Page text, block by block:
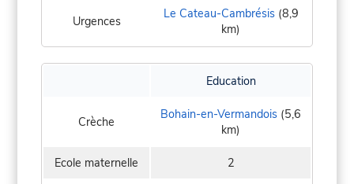
Urgences Le Cateau-Cambrésis(8,9
km)
Education
Crèche Bohain-en-Vermandois (5,6
km)
Ecole maternelle 2